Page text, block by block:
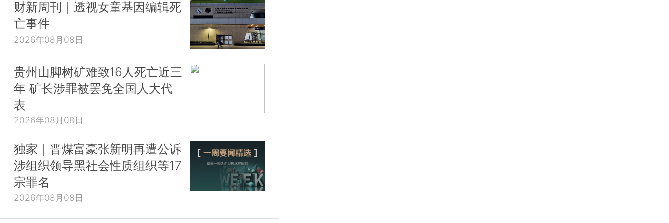
财新周刊｜透视女童基因编辑死
亡事件
2026年08月08日
贵州山脚树矿难致16人死亡近三
年 矿长涉罪被罢免全国人大代
表
2026年08月08日
独家｜晋煤富豪张新明再遭公诉
涉组织领导黑社会性质组织等17
宗罪名
2026年08月08日